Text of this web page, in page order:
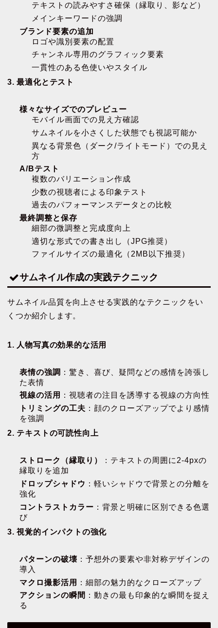
テキストの読みやすさ確保（縁取り、影など）
メインキーワードの強調
ブランド要素の追加
ロゴや識別要素の配置
チャンネル専用のグラフィック要素
一貫性のある色使いやスタイル
3. 最適化とテスト
様々なサイズでのプレビュー
モバイル画面での見え方確認
サムネイルを小さくした状態でも視認可能か
異なる背景色（ダーク/ライトモード）での見え
方
A/Bテスト
複数のバリエーション作成
少数の視聴者による印象テスト
過去のパフォーマンスデータとの比較
最終調整と保存
細部の微調整と完成度向上
適切な形式での書き出し（JPG推奨）
ファイルサイズの最適化（2MB以下推奨）
サムネイル作成の実践テクニック
サムネイル品質を向上させる実践的なテクニックをい
くつか紹介します。
1. 人物写真の効果的な活用
表情の強調 ：驚き、喜び、疑問などの感情を誇張し
た表情
視線の活用
：視聴者の注目を誘導する視線の方向性
トリミングの工夫 ：顔のクローズアップでより感情
を強調
2. テキストの可読性向上
ストローク（縁取り）
：テキストの周囲に2-4pxの
縁取りを追加
ドロップシャドウ ：軽いシャドウで背景との分離を
強化
コントラストカラー ：背景と明確に区別できる色選
び
3. 視覚的インパクトの強化
パターンの破壊 ：予想外の要素や非対称デザインの
導入
マクロ撮影活用
：細部の魅力的なクローズアップ
アクションの瞬間 ：動きの最も印象的な瞬間を捉え
る